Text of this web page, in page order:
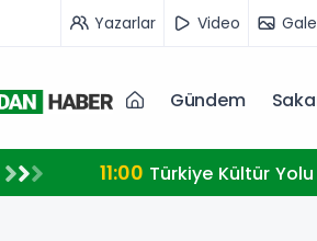
Yazarlar Video
Gündem
11:00 Türkiye Kültür